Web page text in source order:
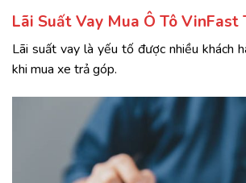
Lãi Suất Vay Mua Ô Tô VinFast
Lãi suất vay là yếu tố được nhiều khách
khi mua xe trả góp.